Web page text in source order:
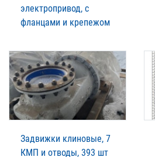
электропривод, с
фланцами и крепежом
Задвижки клиновые, 7
КМП и отводы, 393 шт